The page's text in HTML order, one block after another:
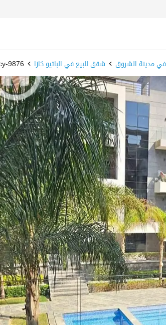
مدينة الشروق شقق للبيع في الباتيو كازا 9876-viuycy - بيوت